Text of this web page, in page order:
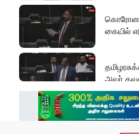
கையில்
அவர்
இது